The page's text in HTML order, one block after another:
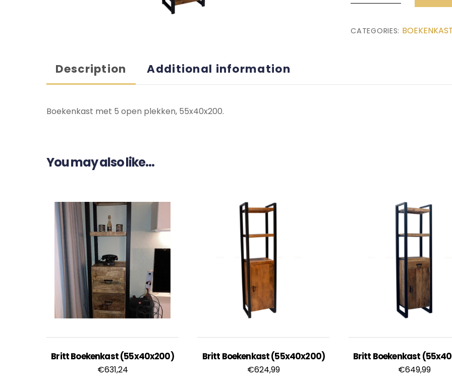
(55x40x200)
CATEGORIES:
Description Additional information
Boekenkast met 5 open plekken, 55x40x200.
You may also like…
Britt Boekenkast (55x40x200)
€631,24
Britt Boekenkast (55x40x200)
€624,99
Britt Boekenkast
€649,99